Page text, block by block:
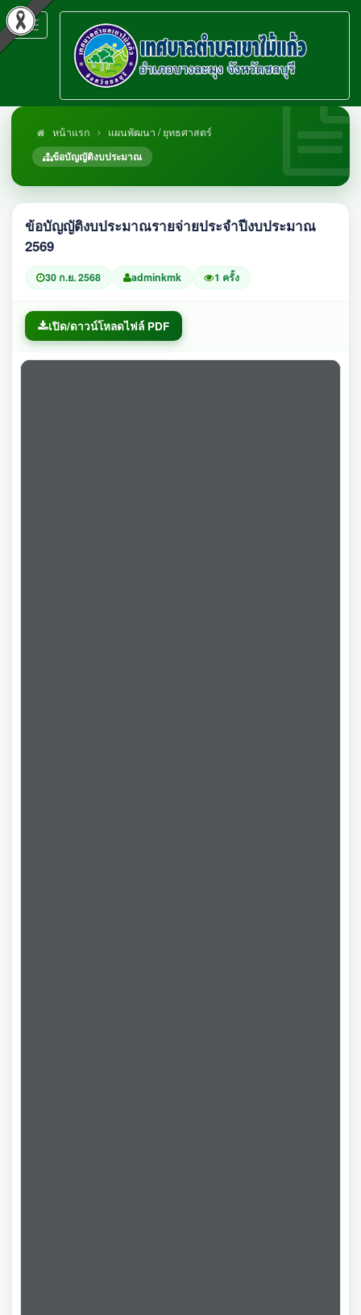
Toggle
navigation
หน้าแรก
แผนพัฒนา / ยุทธศาสตร์
ข้อบัญญัติงบประมาณ
ข้อบัญญัติงบประมาณรายจ่ายประจำปีงบประมาณ
2569
30 ก.ย. 2568 adminkmk 1 ครั้ง
เปิด/ดาวน์โหลดไฟล์ PDF